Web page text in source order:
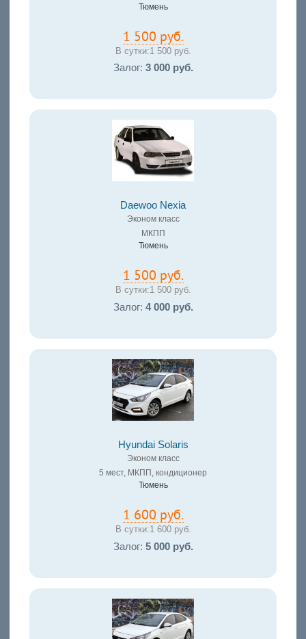
Тюмень
1 500 руб.
В сутки:1 500 руб.
Залог: 3 000 руб.
Daewoo Nexia
Эконом класс
МКПП
Тюмень
1 500 руб.
В сутки:1 500 руб.
Залог: 4 000 руб.
Hyundai Solaris
Эконом класс
5 мест, МКПП, кондиционер
Тюмень
1 600 руб.
В сутки:1 600 руб.
Залог: 5 000 руб.